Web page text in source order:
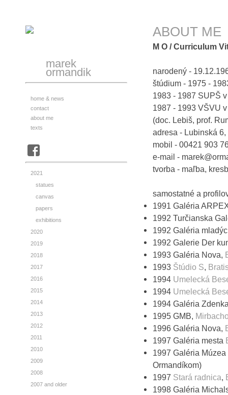
marek
ormandik
home & news
contact
about me
texts
2021
statues
canvas
papers
exhibitions
2020
2019
2018
2017
2016
2015
2014
2013
2012
2011
2010
2009
2008
2007 and older
ABOUT ME
M O / Curriculum
narodený -
štúdium - 1975 -
1983 - 1987 SUPŠ
1987 - 1993 VŠVU
(doc. Lebiš, prof.
adresa - Lubinská
mobil - 00421 903
e-mail -
tvorba - maľba,
samostatné a
1991 Galéria
1992 Turčianska
1992 Galéria
1992 Galerie Der
1993 Galéria Nova,
1993 Štúdio S,
1994 Umelecká
1994 Umelecká
1994 Galéria
1995 GMB,
1996 Galéria Nova,
1997 Galéria mesta
1997 Galéria
Ormandíkom)
1997 Stará radnica,
1998 Galéria